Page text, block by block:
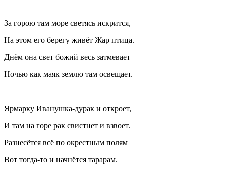
За горою там море светясь искрится,
На этом его берегу живёт Жар птица.
Днём она свет божий весь затмевает
Ночью как маяк землю там освещает.
Ярмарку Иванушка-дурак и откроет,
И там на горе рак свистнет и взвоет.
Разнесётся всё по окрестным полям
Вот тогда-то и начнётся тарарам.